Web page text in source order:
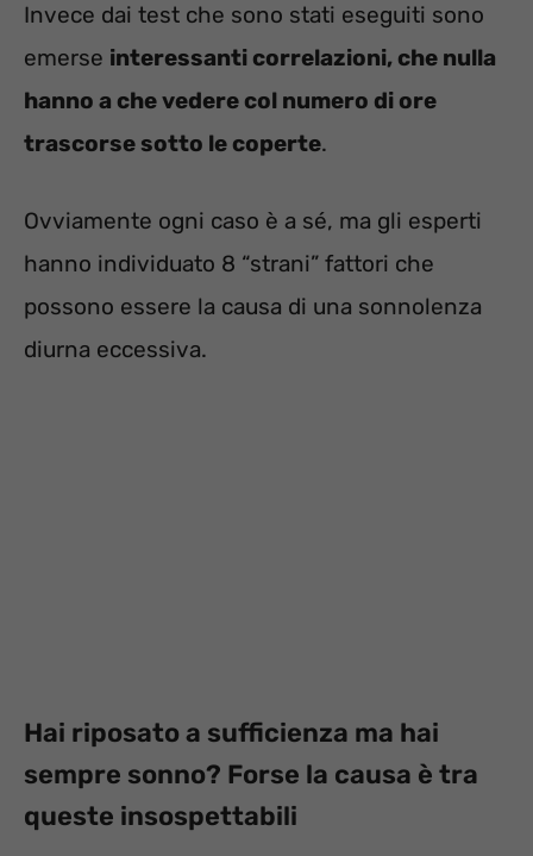
Invece dai test che sono stati eseguiti sono
emerse interessanti correlazioni, che nulla
hanno a che vedere col numero di ore
trascorse sotto le coperte.
Ovviamente ogni caso è a sé, ma gli esperti
hanno individuato 8 “strani” fattori che
possono essere la causa di una sonnolenza
diurna eccessiva.
Hai riposato a sufficienza ma hai
sempre sonno? Forse la causa è tra
queste insospettabili